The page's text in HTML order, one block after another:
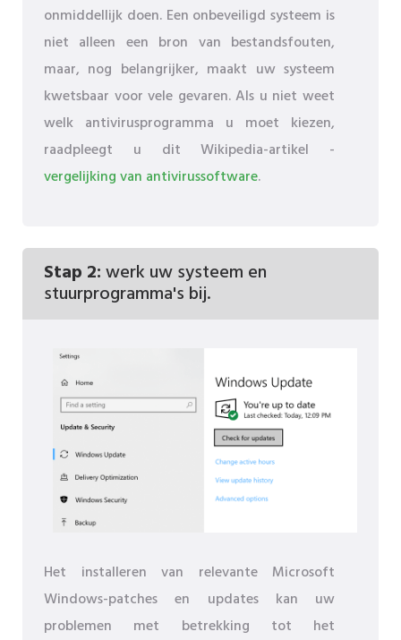
onmiddellijk doen. Een onbeveiligd systeem is
niet alleen een bron van bestandsfouten,
maar, nog belangrijker, maakt uw systeem
kwetsbaar voor vele gevaren. Als u niet weet
welk antivirusprogramma u moet kiezen,
raadpleegt u dit Wikipedia-artikel -
vergelijking van antivirussoftware.
Stap 2:werk uw systeem en
stuurprogramma's bij.
Het installeren van relevante Microsoft
Windows-patches en updates kan uw
problemen met betrekking tot het